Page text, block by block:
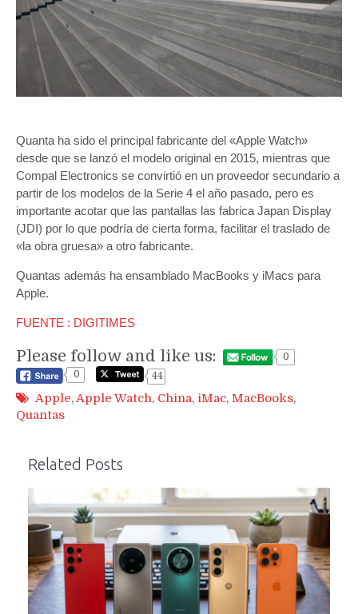
Quanta ha sido el principal fabricante del «Apple Watch»
desde que se lanzó el modelo original en 2015, mientras que
Compal Electronics se convirtió en un proveedor secundario a
partir de los modelos de la Serie 4 el año pasado, pero es
importante acotar que las pantallas las fabrica Japan Display
(JDI) por lo que podría de cierta forma, facilitar el traslado de
«la obra gruesa» a otro fabricante.
Quantas además ha ensamblado MacBooks y iMacs para
Apple.
FUENTE : DIGITIMES
Please follow and like us:
0
0
44
Apple, Apple Watch, China, iMac, MacBooks,
Quantas
Related Posts